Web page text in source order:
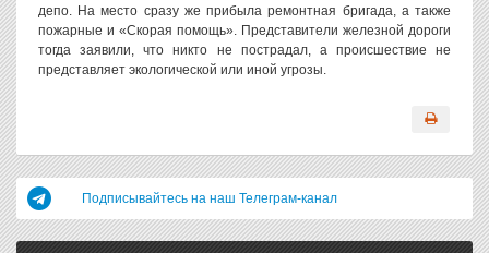
депо. На место сразу же прибыла ремонтная бригада, а также
пожарные и «Скорая помощь». Представители железной дороги
тогда заявили, что никто не пострадал, а происшествие не
представляет экологической или иной угрозы.
Подписывайтесь на наш Телеграм-канал